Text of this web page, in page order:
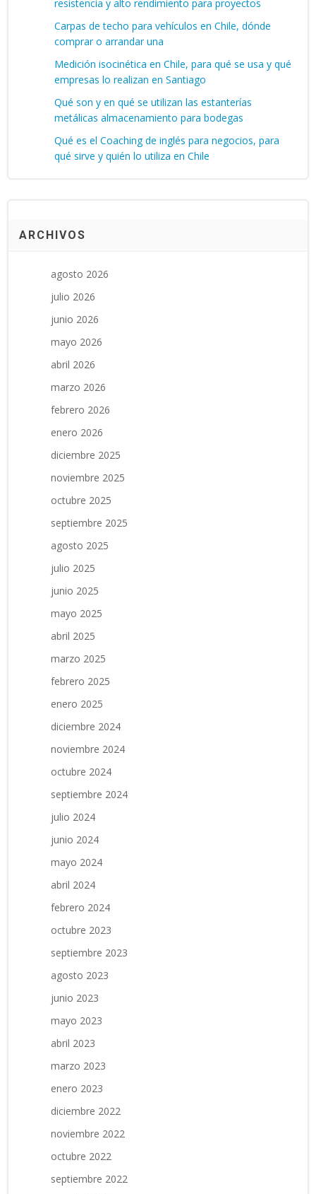
resistencia y alto rendimiento para proyectos
Carpas de techo para vehículos en Chile, dónde
comprar o arrandar una
Medición isocinética en Chile, para qué se usa y qué
empresas lo realizan en Santiago
Qué son y en qué se utilizan las estanterías
metálicas almacenamiento para bodegas
Qué es el Coaching de inglés para negocios, para
qué sirve y quién lo utiliza en Chile
ARCHIVOS
agosto 2026
julio 2026
junio 2026
mayo 2026
abril 2026
marzo 2026
febrero 2026
enero 2026
diciembre 2025
noviembre 2025
octubre 2025
septiembre 2025
agosto 2025
julio 2025
junio 2025
mayo 2025
abril 2025
marzo 2025
febrero 2025
enero 2025
diciembre 2024
noviembre 2024
octubre 2024
septiembre 2024
julio 2024
junio 2024
mayo 2024
abril 2024
febrero 2024
octubre 2023
septiembre 2023
agosto 2023
junio 2023
mayo 2023
abril 2023
marzo 2023
enero 2023
diciembre 2022
noviembre 2022
octubre 2022
septiembre 2022